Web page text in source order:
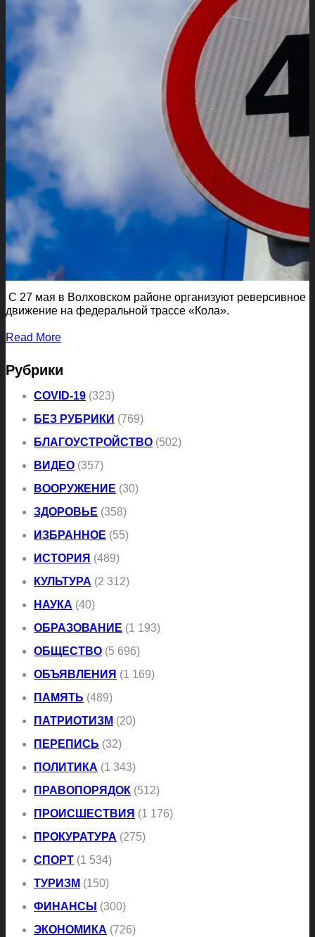
С 27 мая в Волховском районе организуют реверсивное
движение на федеральной трассе «Кола».
Read More
Рубрики
COVID-19 (323)
БЕЗ РУБРИКИ (769)
БЛАГОУСТРОЙСТВО (502)
ВИДЕО (357)
ВООРУЖЕНИЕ (30)
ЗДОРОВЬЕ (358)
ИЗБРАННОЕ (55)
ИСТОРИЯ (489)
КУЛЬТУРА (2 312)
НАУКА (40)
ОБРАЗОВАНИЕ (1 193)
ОБЩЕСТВО (5 696)
ОБЪЯВЛЕНИЯ (1 169)
ПАМЯТЬ (489)
ПАТРИОТИЗМ (20)
ПЕРЕПИСЬ (32)
ПОЛИТИКА (1 343)
ПРАВОПОРЯДОК (512)
ПРОИСШЕСТВИЯ (1 176)
ПРОКУРАТУРА (275)
СПОРТ (1 534)
ТУРИЗМ (150)
ФИНАНСЫ (300)
ЭКОНОМИКА (726)